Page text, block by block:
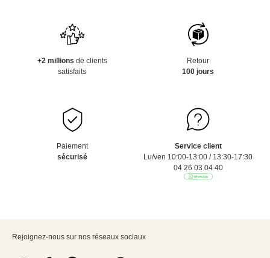
+2 millions de clients
satisfaits
Retour
100 jours
Paiement
sécurisé
Service client
Lu/ven 10:00-13:00 / 13:30-17:30
04 26 03 04 40
Rejoignez-nous sur nos réseaux sociaux